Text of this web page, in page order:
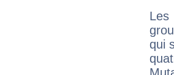
qui